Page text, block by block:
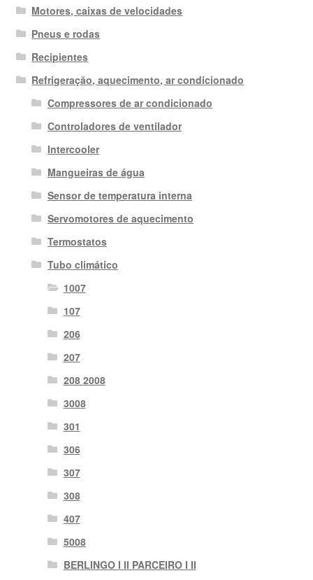
Motores, caixas de velocidades
Pneus e rodas
Recipientes
Refrigeração, aquecimento, ar condicionado
Compressores de ar condicionado
Controladores de ventilador
Intercooler
Mangueiras de água
Sensor de temperatura interna
Servomotores de aquecimento
Termostatos
Tubo climático
1007
107
206
207
208 2008
3008
301
306
307
308
407
5008
BERLINGO I II PARCEIRO I II